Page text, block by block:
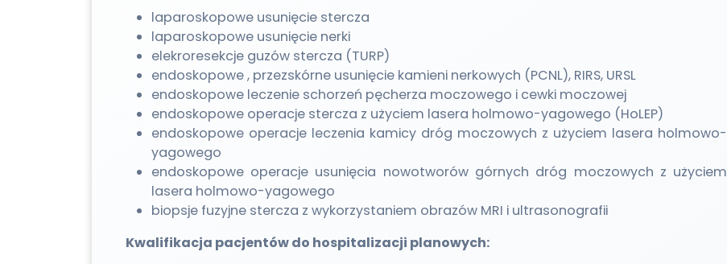
laparoskopowe usunięcie stercza
laparoskopowe usunięcie nerki
elekroresekcje guzów stercza (TURP)
endoskopowe , przezskórne usunięcie kamieni nerkowych (PCNL), RIRS, URSL
endoskopowe leczenie schorzeń pęcherza moczowego i cewki moczowej
endoskopowe operacje stercza z użyciem lasera holmowo-yagowego (HoLEP)
endoskopowe operacje leczenia kamicy dróg moczowych z użyciem lasera holmowo-
yagowego
endoskopowe operacje usunięcia nowotworów górnych dróg moczowych z użyciem
lasera holmowo-yagowego
biopsje fuzyjne stercza z wykorzystaniem obrazów MRI i ultrasonografii
Kwalifikacja pacjentów do hospitalizacji planowych: